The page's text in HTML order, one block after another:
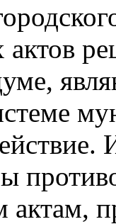
актов
актам,